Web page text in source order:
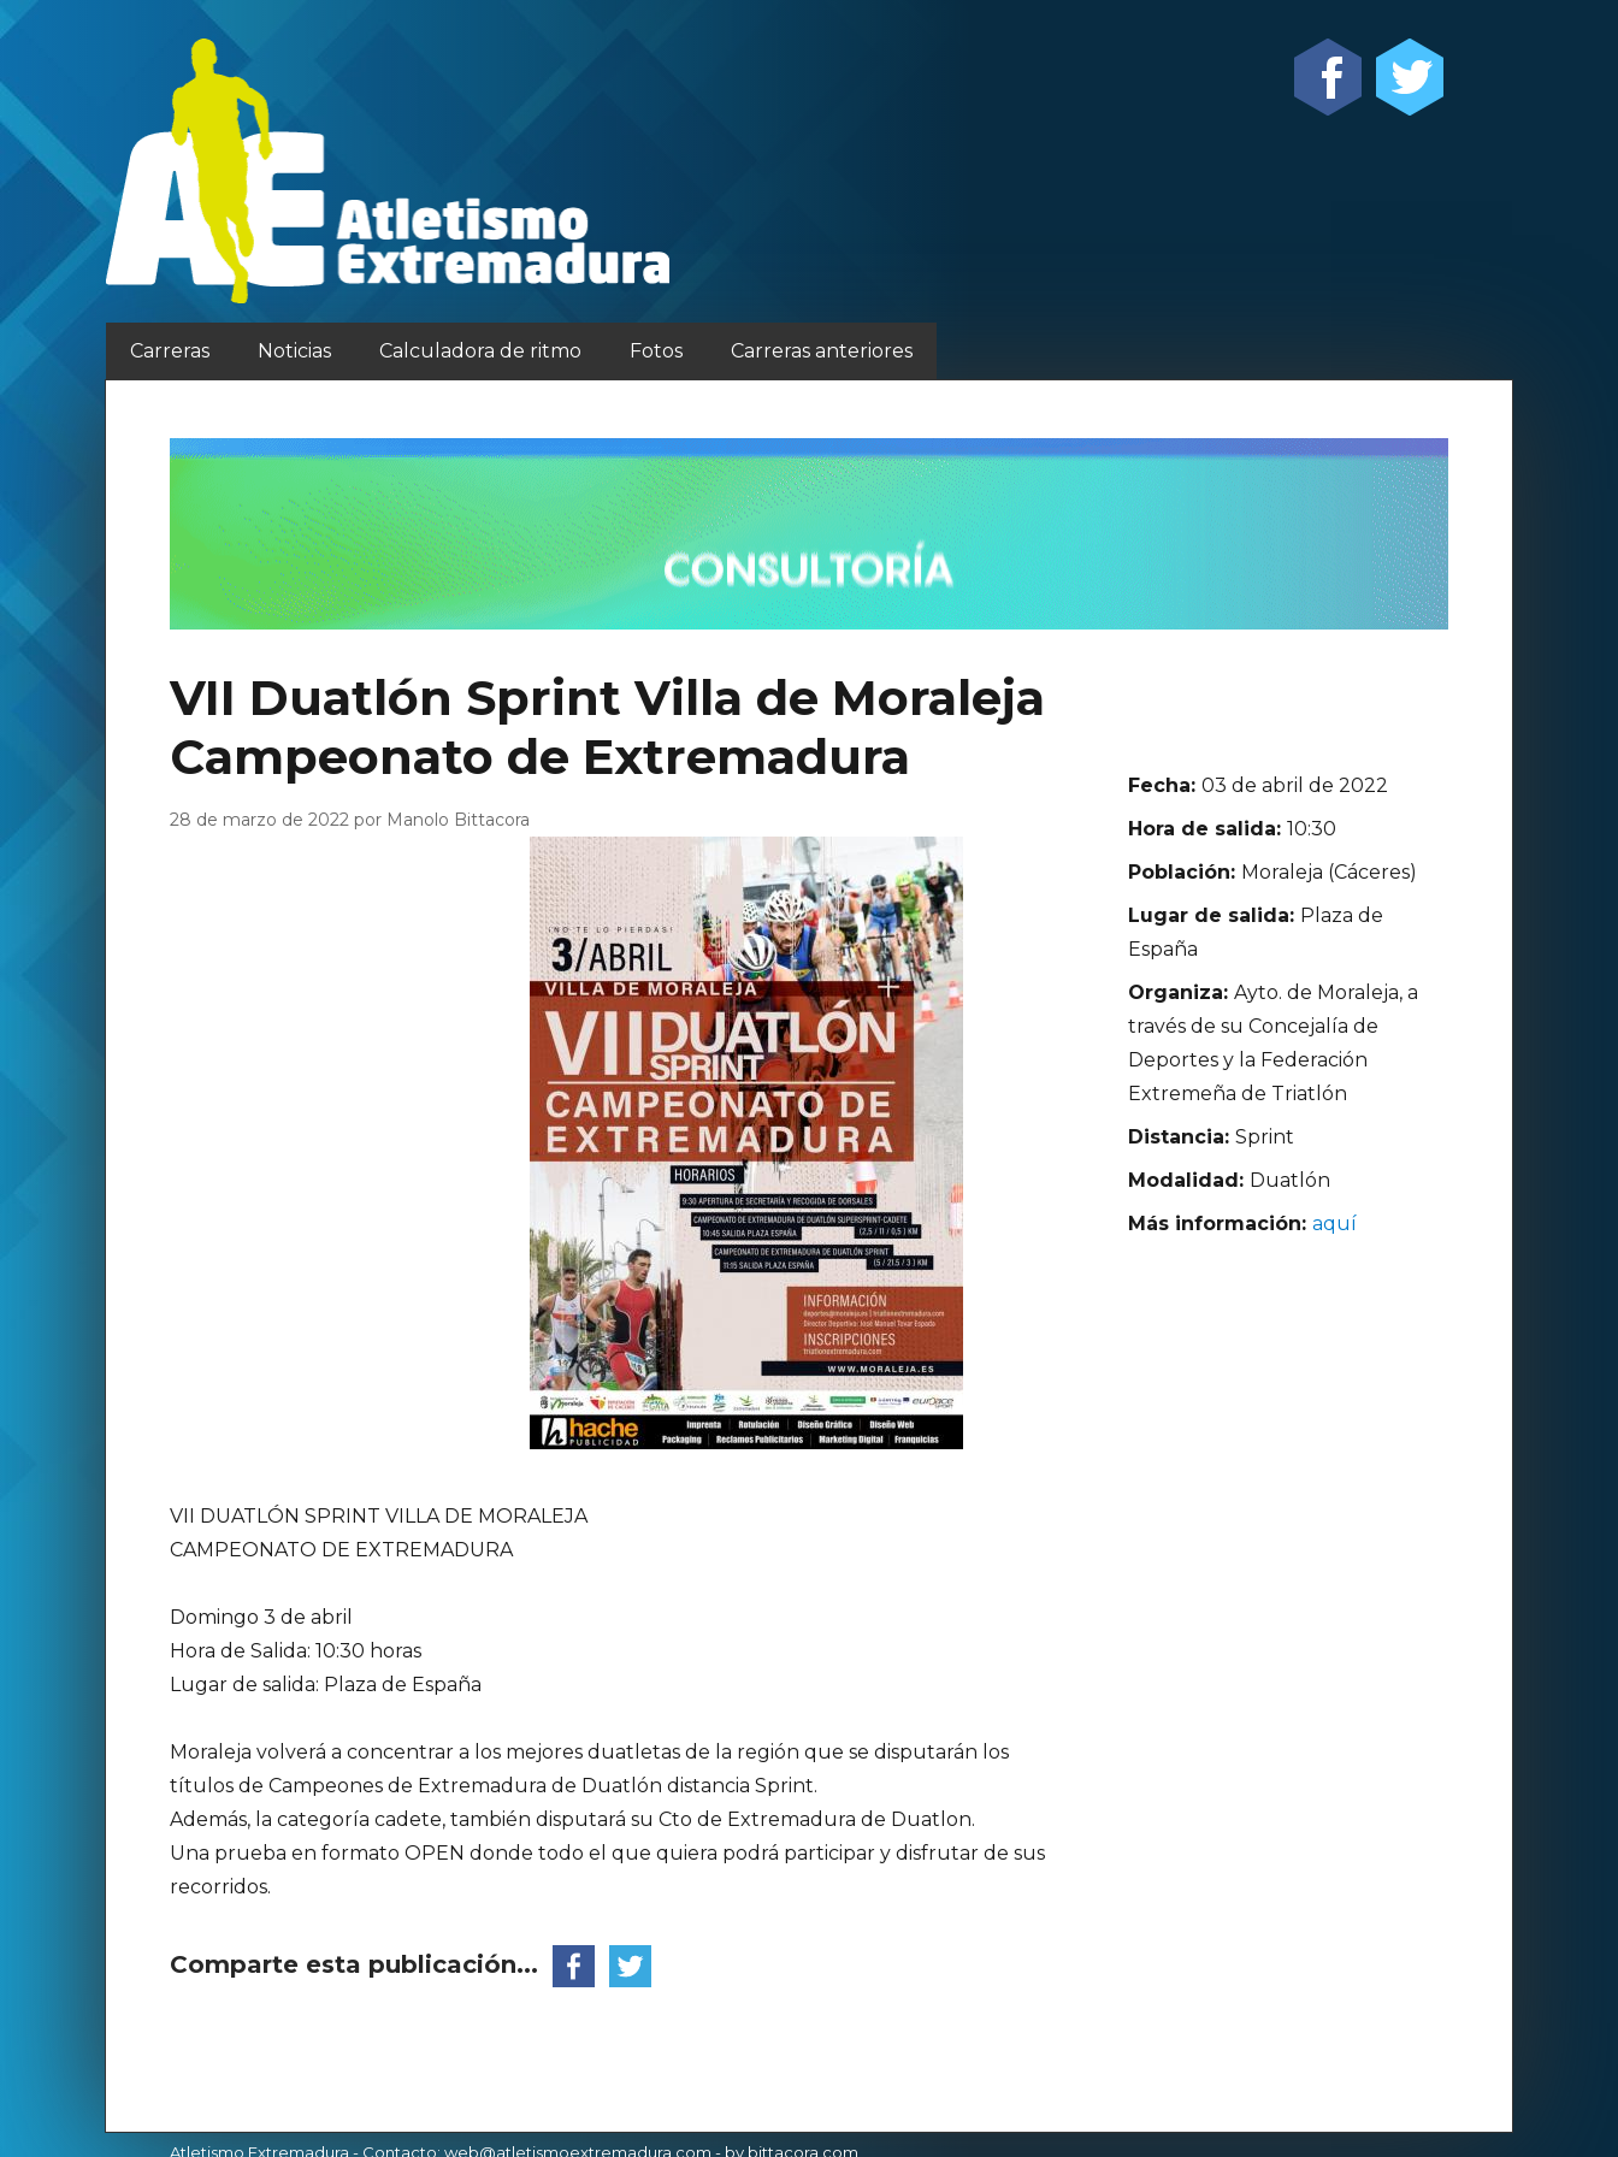
Carreras Noticias Calculadora de ritmo Fotos Carreras anteriores
VII Duatlón Sprint Villa de Moraleja
Campeonato de Extremadura
28 de marzo de 2022 por Manolo Bittacora
VII DUATLÓN SPRINT VILLA DE MORALEJA
CAMPEONATO DE EXTREMADURA
Domingo 3 de abril
Hora de Salida: 10:30 horas
Lugar de salida: Plaza de España
Moraleja volverá a concentrar a los mejores duatletas de la región que se disputarán los
títulos de Campeones de Extremadura de Duatlón distancia Sprint.
Además, la categoría cadete, también disputará su Cto de Extremadura de Duatlon.
Una prueba en formato OPEN donde todo el que quiera podrá participar y disfrutar de sus
recorridos.
Comparte esta publicación...
Fecha:03 de abril de 2022
Hora de salida:10:30
Población: Moraleja (Cáceres)
Lugar de salida: Plaza de
España
Organiza:Ayto. de Moraleja, a
través de su Concejalía de
Deportes y la Federación
Extremeña de Triatlón
Distancia:Sprint
Modalidad: Duatlón
Más información:aquí
Atletismo Extremadura - Contacto: web@atletismoextremadura.com - by bittacora.com